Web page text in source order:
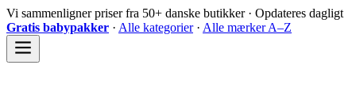
Spring
til
indhold
Vi sammenligner priser fra 50+ danske butikker · Opdateres dagligt
Gratis babypakker · Alle kategorier· Alle mærker A–Z